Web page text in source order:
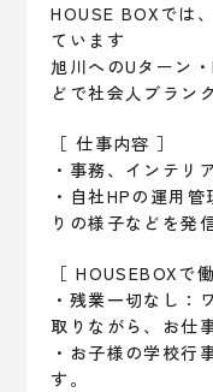
HOUSE BOXでは
ています
旭川へのUターン
どで社会人ブラン
［ 仕事内容 ］
・事務、インテリ
・自社HPの運用
りの様子などを発信
［ HOUSEBOXで
・残業一切なし：
取りながら、お仕
・お子様の学校行
す。